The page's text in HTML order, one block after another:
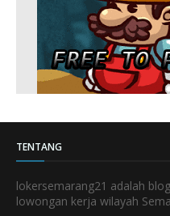
TENTANG
lokersemarang21 adalah
lowongan kerja wilayah